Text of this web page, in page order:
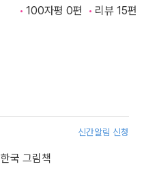
100자평 0편 리뷰 15편
신간알림 신청
한국 그림책